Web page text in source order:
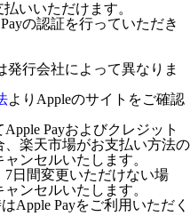
いいただけます。
の認証を行っていただき
発行会社によって異なりま
よりAppleのサイトをご確認
Payおよびクレジット
楽天市場がお支払い方法の
ンセルいたします。
日間変更いただけない場
ンセルいたします。
Apple Payをご利用いただく